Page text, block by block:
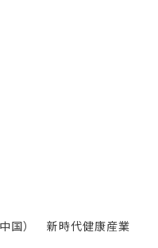
国） 新時代健康産業